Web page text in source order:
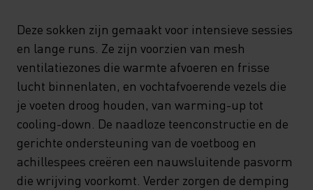
Deze sokken zijn gemaakt voor intensieve sessies
en lange runs. Ze zijn voorzien van mesh
ventilatiezones die warmte afvoeren en frisse
lucht binnenlaten, en vochtafvoerende vezels die
je voeten droog houden, van warming-up tot
cooling-down. De naadloze teenconstructie en de
gerichte ondersteuning van de voetboog en
achillespees creëren een nauwsluitende pasvorm
die wrijving voorkomt. Verder zorgen de demping